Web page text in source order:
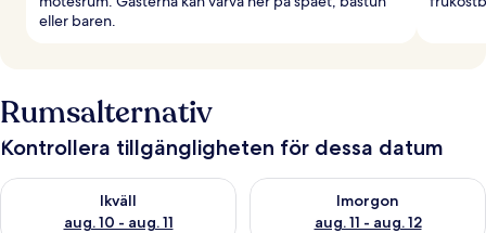
eller baren.
Rumsalternativ
Kontrollera tillgängligheten för dessa datum
Ikväll
aug. 10 - aug. 11
Kontrollera tillgängligheten för ikväll aug. 10 - aug. 11
Imorgon
aug. 11 - aug. 12
Kontrollera tillgängligheten